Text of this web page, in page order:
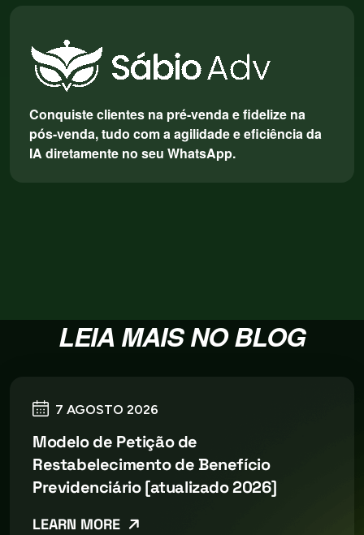
Conquiste clientes na pré-venda e fidelize na
pós-venda, tudo com a agilidade e eficiência da
IA diretamente no seu WhatsApp.
LEIA MAIS NO BLOG
7 AGOSTO 2026
Modelo de Petição de
Restabelecimento de Benefício
Previdenciário [atualizado 2026]
LEARN MORE